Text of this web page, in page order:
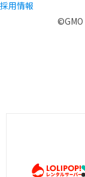
採用情報